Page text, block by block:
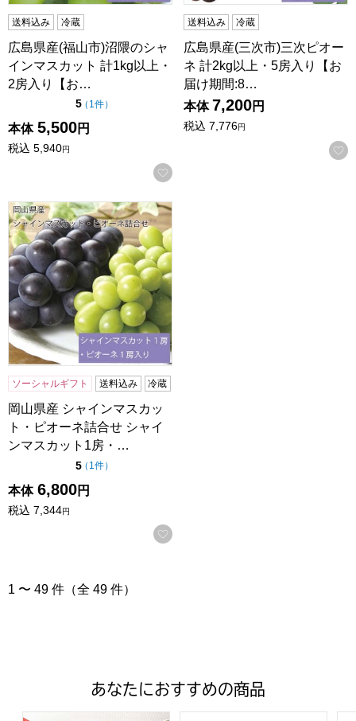
送料込み 冷蔵
広島県産(福山市)沼隈のシャ
インマスカット 計1kg以上・
2房入り【お…
5点（5点満点中）
（ 1件の評価
）
本体 5,500円
税込 5,940円
お気に入りに登録する
送料込み 冷蔵
広島県産(三次市)三次ピオー
ネ 計2kg以上・5房入り【お
届け期間:8…
本体 7,200円
税込 7,776円
岡山県産 シャインマスカット・ピオーネ詰合せ シャイン
ソーシャルギフト 送料込み 冷蔵
岡山県産 シャインマスカッ
ト・ピオーネ詰合せ シャイ
ンマスカット1房・…
5点（5点満点中）
（ 1件の評価
）
本体 6,800円
税込 7,344円
お気に入りに登録する
1 〜 49 件（全 49 件）
あなたにおすすめの商品